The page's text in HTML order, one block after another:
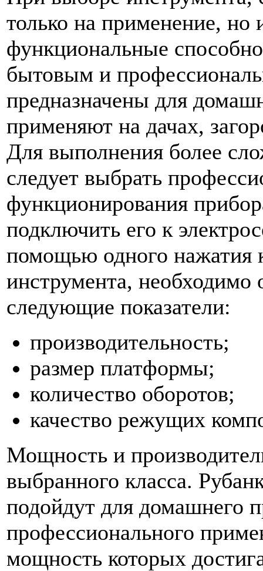
только на применение,
функциональные
бытовым и
предназначены для
применяют на дачах,
Для выполнения более
следует выбрать
функционирования
подключить его к
помощью одного нажатия
инструмента, необходимо
следующие показатели:
производительность;
размер платформы;
количество оборотов;
качество режущих
Мощность и
выбранного класса.
подойдут для домашнего
профессионального
мощность которых